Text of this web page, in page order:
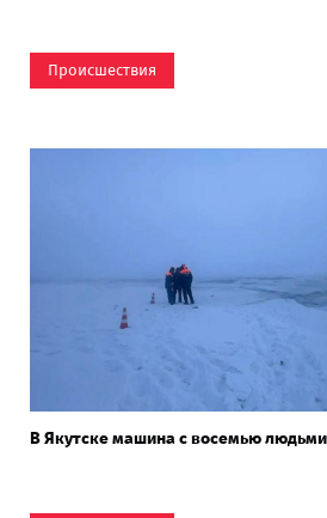
Происшествия
В Якутске машина с восемью